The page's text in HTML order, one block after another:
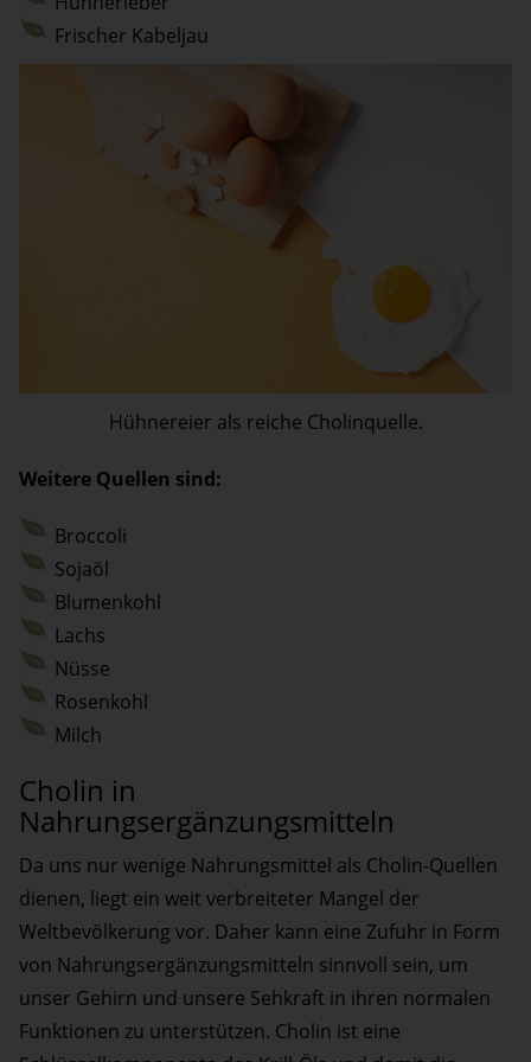
Frischer Kabeljau
Hühnereier als reiche Cholinquelle.
Weitere Quellen sind:
Broccoli
Sojaöl
Blumenkohl
Lachs
Nüsse
Rosenkohl
Milch
Cholin in
Nahrungsergänzungsmitteln
Da uns nur wenige Nahrungsmittel als Cholin-Quellen
dienen, liegt ein weit verbreiteter Mangel der
Weltbevölkerung vor. Daher kann eine Zufuhr in Form
von Nahrungsergänzungsmitteln sinnvoll sein, um
unser Gehirn und unsere Sehkraft in ihren normalen
Funktionen zu unterstützen. Cholin ist eine